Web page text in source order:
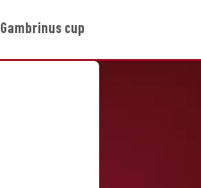
Gambrinus cup